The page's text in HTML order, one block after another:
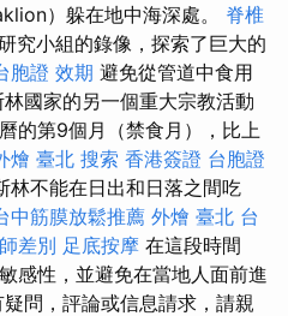
）躲在地中海深處。 脊椎
究小組的錄像，探索了巨大的
胞證 效期 避免從管道中食用
國家的另一個重大宗教活動
的第9個月（禁食月），比上
燴 臺北 搜索 香港簽證 台胞證
林不能在日出和日落之間吃
中筋膜放鬆推薦 外燴 臺北 台
差別 足底按摩 在這段時間
感性，並避免在當地人面前進
問，評論或信息請求，請親